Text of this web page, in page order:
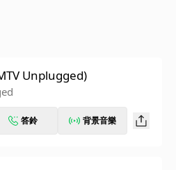
Unplugged)
答鈴 背景音樂